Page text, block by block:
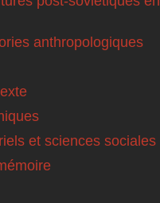
anthropologiques
et sciences sociales